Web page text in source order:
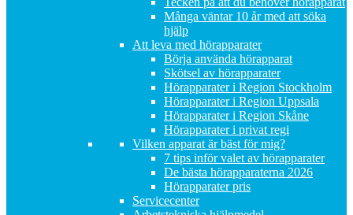
Många väntar 10 år med att söka
hjälp
Att leva med hörapparater
Börja använda hörapparat
Skötsel av hörapparater
Hörapparater i Region Stockholm
Hörapparater i Region Uppsala
Hörapparater i Region Skåne
Hörapparater i privat regi
Vilken apparat är bäst för mig?
7 tips inför valet av hörapparater
De bästa hörapparaterna 2026
Hörapparater pris
Servicecenter